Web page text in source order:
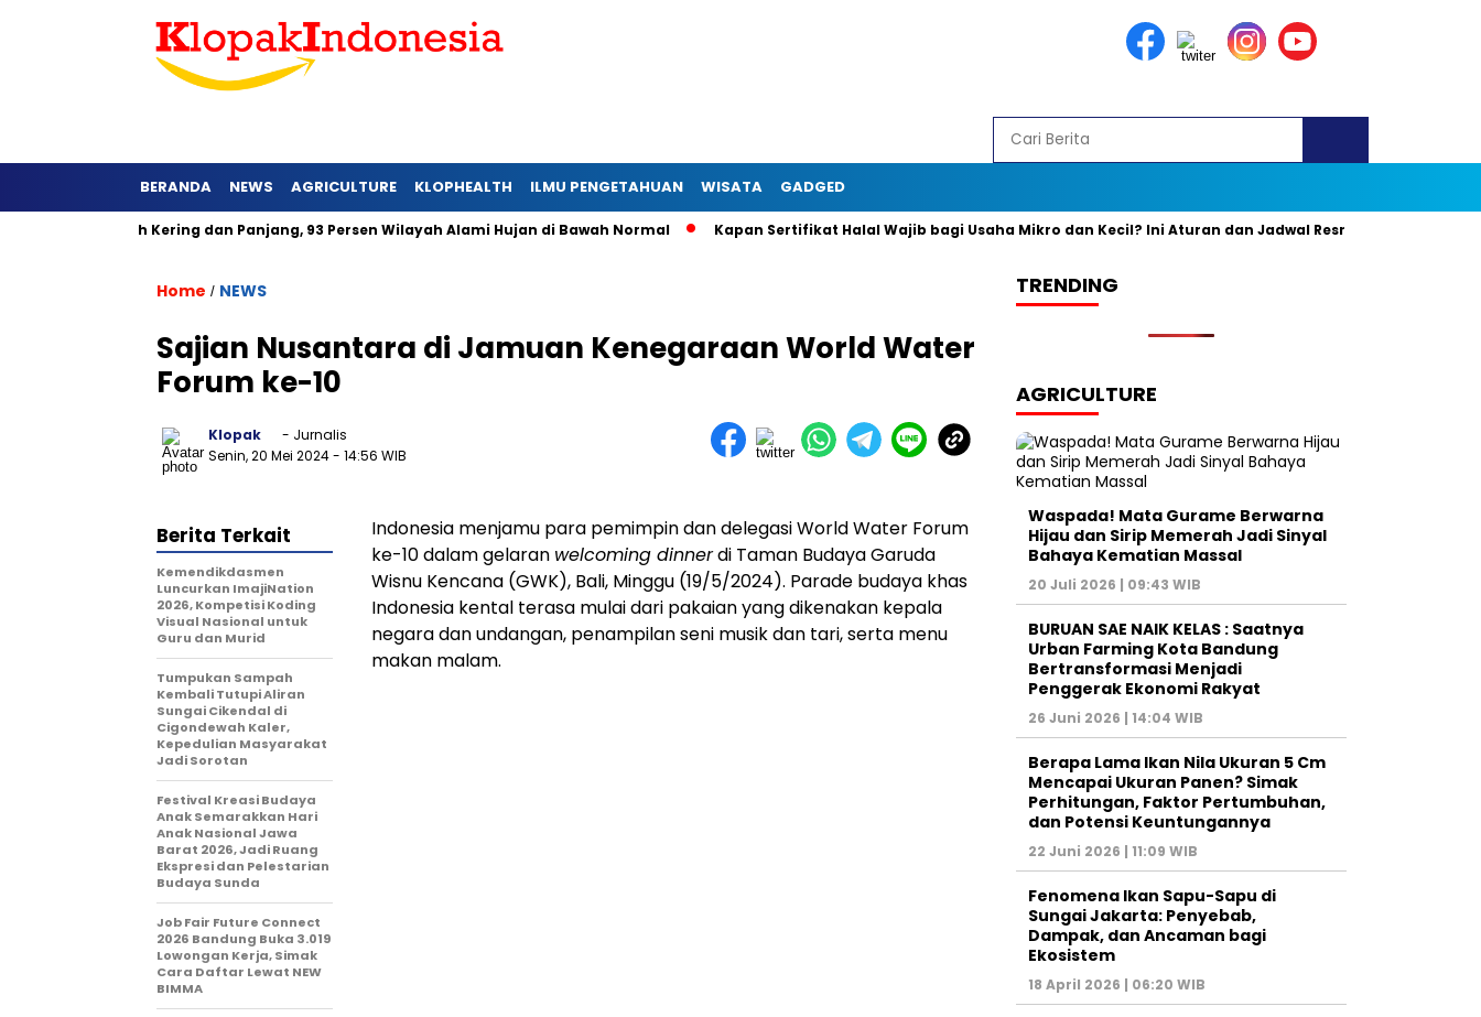
BERANDA NEWS AGRICULTURE KLOPHEALTH ILMU PENGETAHUAN WISATA GADGED
Barat Lebih Kering dan Panjang, 93 Persen Wilayah Alami Hujan di Bawah Normal Kapan Sertifikat Halal Wajib bagi Usaha Mikro dan Kecil? Ini Aturan dan Jadwal Resminya
Home / NEWS
Sajian Nusantara di Jamuan Kenegaraan World Water
Forum ke-10
Klopak
- Jurnalis
Senin, 20 Mei 2024- 14:56 WIB
Indonesia menjamu para pemimpin dan delegasi World Water Forum
ke-10 dalam gelaran welcoming dinnerdi Taman Budaya Garuda
Wisnu Kencana (GWK), Bali, Minggu (19/5/2024). Parade budaya khas
Indonesia kental terasa mulai dari pakaian yang dikenakan kepala
negara dan undangan, penampilan seni musik dan tari, serta menu
makan malam.
Berita Terkait
Kemendikdasmen
Luncurkan ImajiNation
2026, Kompetisi Koding
Visual Nasional untuk
Guru dan Murid
Tumpukan Sampah
Kembali Tutupi Aliran
Sungai Cikendal di
Cigondewah Kaler,
Kepedulian Masyarakat
Jadi Sorotan
Festival Kreasi Budaya
Anak Semarakkan Hari
Anak Nasional Jawa
Barat 2026, Jadi Ruang
Ekspresi dan Pelestarian
Budaya Sunda
Job Fair Future Connect
2026 Bandung Buka 3.019
Lowongan Kerja, Simak
Cara Daftar Lewat NEW
BIMMA
TRENDING
AGRICULTURE
Waspada! Mata Gurame Berwarna
Hijau dan Sirip Memerah Jadi Sinyal
Bahaya Kematian Massal
20 Juli 2026 | 09:43 WIB
BURUAN SAE NAIK KELAS : Saatnya
Urban Farming Kota Bandung
Bertransformasi Menjadi
Penggerak Ekonomi Rakyat
26 Juni 2026 | 14:04 WIB
Berapa Lama Ikan Nila Ukuran 5 Cm
Mencapai Ukuran Panen? Simak
Perhitungan, Faktor Pertumbuhan,
dan Potensi Keuntungannya
22 Juni 2026 | 11:09 WIB
Fenomena Ikan Sapu-Sapu di
Sungai Jakarta: Penyebab,
Dampak, dan Ancaman bagi
Ekosistem
18 April 2026 | 06:20 WIB